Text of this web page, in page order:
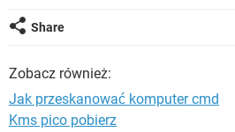
WINDOWS 10
Share
Zobacz również:
Jak przeskanować komputer cmd
Kms pico pobierz